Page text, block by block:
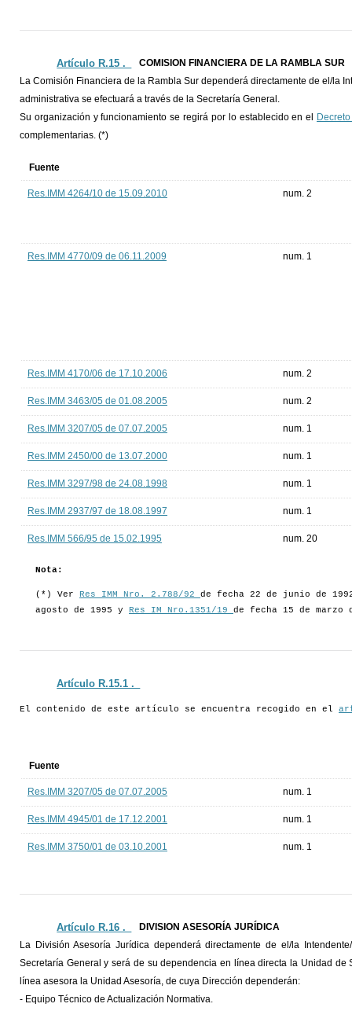
Artículo R.15 ._
COMISION FINANCIERA DE LA RAMBLA SUR
La Comisión Financiera de la Rambla Sur dependerá directamente de el/la
administrativa se efectuará a través de la Secretaría General.
Su organización y funcionamiento se regirá por lo establecido en el
complementarias. (*)
Fuente
Res.IMM 4264/10 de 15.09.2010 num. 2
Res.IMM 4770/09 de 06.11.2009 num. 1
Res.IMM 4170/06 de 17.10.2006 num. 2
Res.IMM 3463/05 de 01.08.2005 num. 2
Res.IMM 3207/05 de 07.07.2005 num. 1
Res.IMM 2450/00 de 13.07.2000 num. 1
Res.IMM 3297/98 de 24.08.1998 num. 1
Res.IMM 2937/97 de 18.08.1997 num. 1
Res.IMM 566/95 de 15.02.1995 num. 20
Nota:
(*) Ver Res IMM Nro. 2.788/92 de fecha 22 de junio de
agosto de 1995 y
Res IM Nro.1351/19 de fecha 15 de marzo
Artículo R.15.1 ._
El contenido de este artículo se encuentra recogido en el
Fuente
Res.IMM 3207/05 de 07.07.2005 num. 1
Res.IMM 4945/01 de 17.12.2001 num. 1
Res.IMM 3750/01 de 03.10.2001 num. 1
Artículo R.16 ._
DIVISION ASESORÍA JURÍDICA
La División Asesoría Jurídica dependerá directamente de el/la
Secretaría General y será de su dependencia en línea directa la Unidad
línea asesora la Unidad Asesoría, de cuya Dirección dependerán:
- Equipo Técnico de Actualización Normativa.